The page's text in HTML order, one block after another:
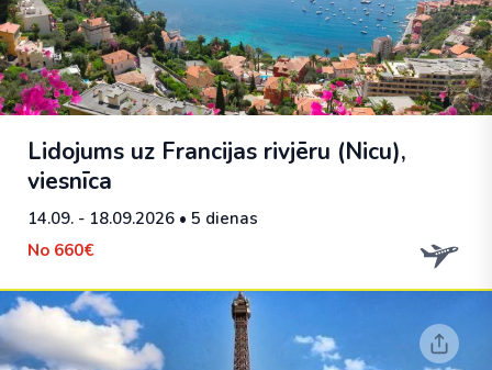
Lidojums uz Francijas rivjēru (Nicu),
viesnīca
14.09. - 18.09.2026 • 5 dienas
No 660€